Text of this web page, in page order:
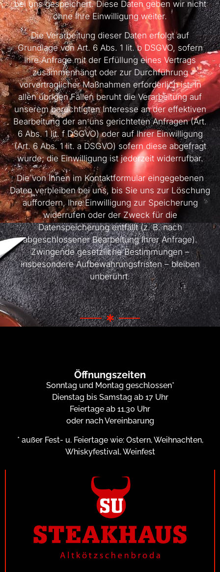
bei uns gespeichert. Diese Daten geben wir nicht
ohne Ihre Einwilligung weiter.
Die Verarbeitung dieser Daten erfolgt auf
Grundlage von Art. 6 Abs. 1 lit. b DSGVO, sofern
Ihre Anfrage mit der Erfüllung eines Vertrags
zusammenhängt oder zur Durchführung
vorvertraglicher Maßnahmen erforderlich ist. In
allen übrigen Fällen beruht die Verarbeitung auf
unserem berechtigten Interesse an der effektiven
Bearbeitung der an uns gerichteten Anfragen (Art.
6 Abs. 1 lit. f DSGVO) oder auf Ihrer Einwilligung
(Art. 6 Abs. 1 lit. a DSGVO) sofern diese abgefragt
wurde; die Einwilligung ist jederzeit widerrufbar.
Die von Ihnen im Kontaktformular eingegebenen
Daten verbleiben bei uns, bis Sie uns zur Löschung
auffordern, Ihre Einwilligung zur Speicherung
widerrufen oder der Zweck für die
Datenspeicherung entfällt (z. B. nach
abgeschlossener Bearbeitung Ihrer Anfrage).
Zwingende gesetzliche Bestimmungen –
insbesondere Aufbewahrungsfristen – bleiben
unberührt.
Öffnungszeiten
Sonntag und Montag geschlossen*
Dienstag bis Samstag ab 17 Uhr
Feiertage ab 11.30 Uhr
oder nach Vereinbarung
* außer Fest- u. Feiertage wie: Ostern, Weihnachten,
Whiskyfestival, Weinfest